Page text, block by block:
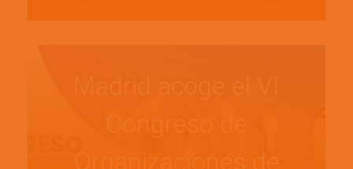
Congreso de
Organizaciones de